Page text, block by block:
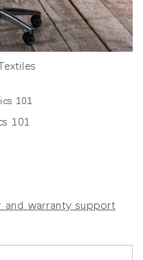
101
warranty support